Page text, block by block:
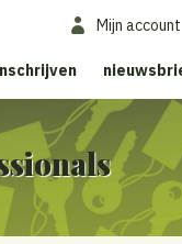
Mijn account